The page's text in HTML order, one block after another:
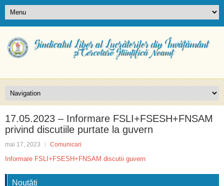
17.05.2023 – Informare FSLI+FSESH+FNSAM
privind discutiile purtate la guvern
mai 17, 2023 Comunicari
Informare FSLI+FSESH+FNSAM discutii guvern
Noutăți